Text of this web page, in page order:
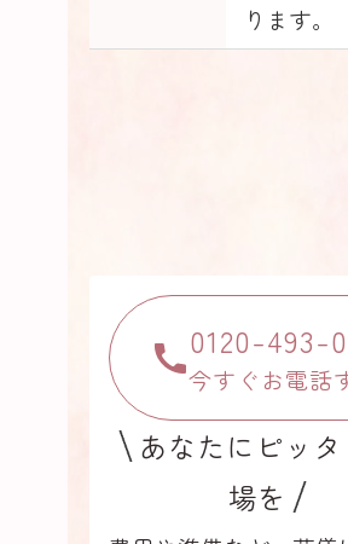
ります。
あなたにピッ
場を
0120-493-
今すぐお電話